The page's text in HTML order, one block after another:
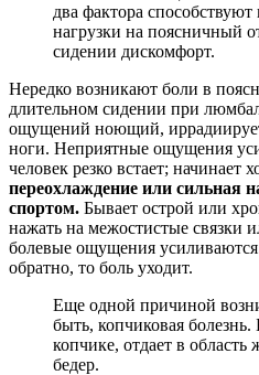
два фактора
нагрузки на поясничный
сидении дискомфорт.
Нередко возникают боли в
длительном сидении при
ощущений ноющий,
ноги. Неприятные ощущения
человек резко встает; начинает
переохлаждение или сильная
спортом. Бывает острой или
нажать на межостистые связки
болевые ощущения
обратно, то боль уходит.
Еще одной причиной
быть, копчиковая болезнь.
копчике, отдает в
бедер.